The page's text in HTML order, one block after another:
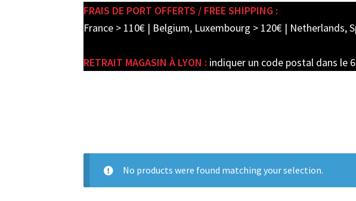
FRAIS DE PORT OFFERTS / FREE SHIPPING :
France > 110€ | Belgium, Luxembourg > 120€ | Netherlands,
RETRAIT MAGASIN À LYON : indiquer un code postal dans le
No products were found matching your selection.